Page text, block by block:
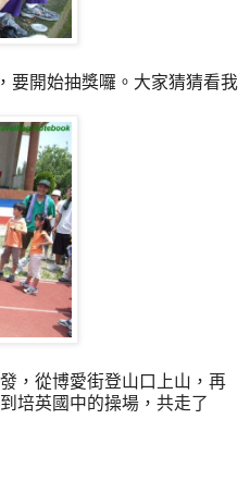
要開始抽獎囉。大家猜猜看我
，從博愛街登山口上山，再
培英國中的操場，共走了